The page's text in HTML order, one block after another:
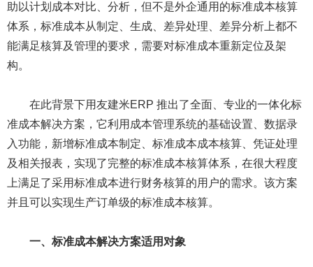
助以计划成本对比、分析，但不是外企通用的标准成本核算
体系，标准成本从制定、生成、差异处理、差异分析上都不
能满足核算及管理的要求，需要对标准成本重新定位及架
构。
在此背景下用友建米ERP 推出了全面、专业的一体化标
准成本解决方案，它利用成本管理系统的基础设置、数据录
入功能，新增标准成本制定、标准成本成本核算、凭证处理
及相关报表，实现了完整的标准成本核算体系，在很大程度
上满足了采用标准成本进行财务核算的用户的需求。该方案
并且可以实现生产订单级的标准成本核算。
一、标准成本解决方案适用对象